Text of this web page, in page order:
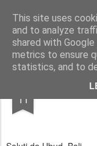
This site uses
and to analyze
shared with
metrics to ensure
statistics, and to
AWGifts Italia
Home
11